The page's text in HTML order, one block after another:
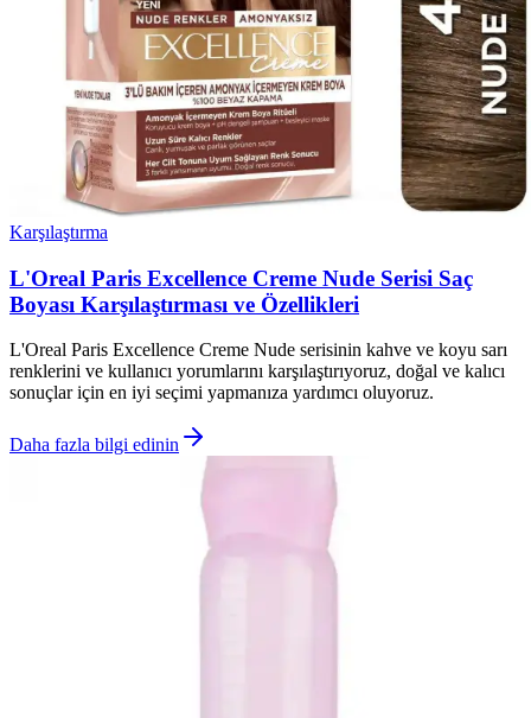
Karşılaştırma
L'Oreal Paris Excellence Creme Nude Serisi Saç
Boyası Karşılaştırması ve Özellikleri
L'Oreal Paris Excellence Creme Nude serisinin kahve ve koyu sarı
renklerini ve kullanıcı yorumlarını karşılaştırıyoruz, doğal ve kalıcı
sonuçlar için en iyi seçimi yapmanıza yardımcı oluyoruz.
Daha fazla bilgi edinin